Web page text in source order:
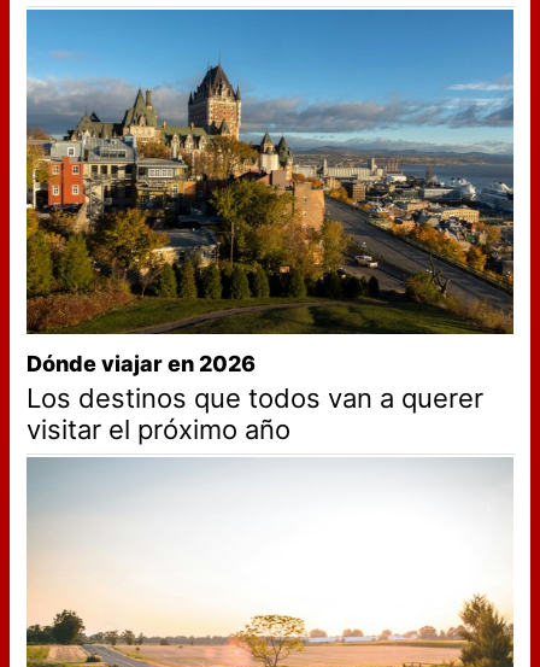
Dónde viajar en 2026
Los destinos que todos van a querer
visitar el próximo año